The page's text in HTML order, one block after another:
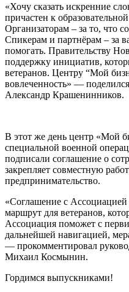
«Хочу сказать искренние
причастен к
Организаторам – за то, что
Спикерам и партнёрам – за
помогать. Правительству
поддержку инициатив,
ветеранов. Центру “Мой
вовлеченность» —
Александр Крашенинников.
В этот же день центр «Мой
специальной военной
подписали соглашение о
закрепляет совместную
предпринимательство.
«Соглашение с Ассоциацией
маршрут для ветеранов,
Ассоциация поможет с
дальнейшей навигацией,
— прокомментировал
Михаил Космынин.
Гордимся выпускниками!